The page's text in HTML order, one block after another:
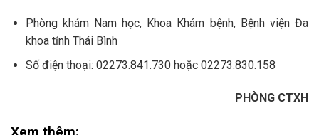
Phòng khám Nam học, Khoa Khám bệnh, Bệnh viện Đa
khoa tỉnh Thái Bình
Số điện thoại: 02273.841.730 hoặc 02273.830.158
PHÒNG CTXH
Xem thêm: